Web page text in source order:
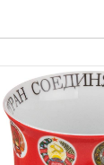
смело
в